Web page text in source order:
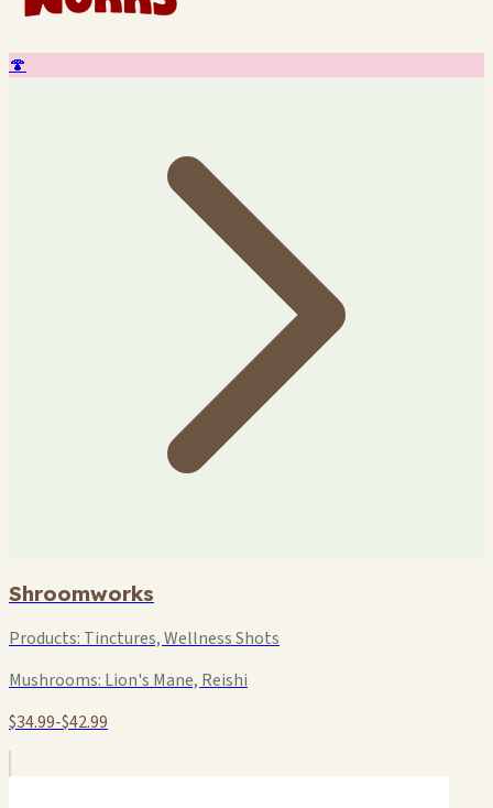
🍄
Shroomworks
Products: Tinctures, Wellness Shots
Mushrooms: Lion's Mane, Reishi
$34.99-$42.99